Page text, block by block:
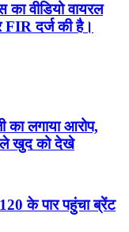
वीडियो वायरल
FIR दर्ज की है।
का लगाया आरोप,
खुद को देखे
के पार पहुंचा ब्रेंट